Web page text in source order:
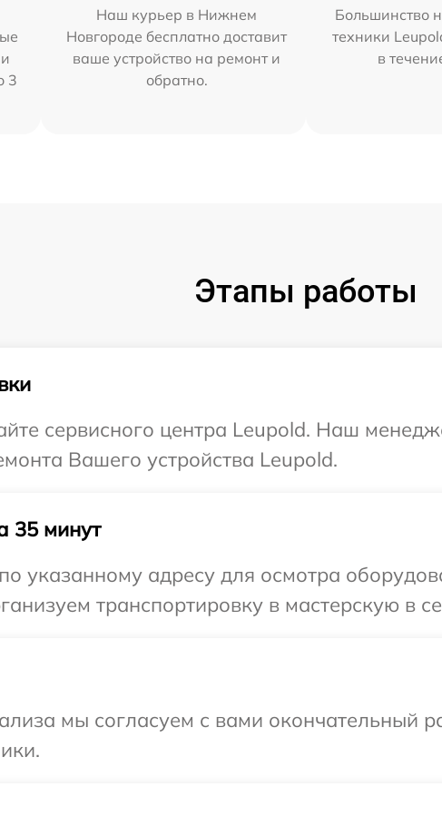
3
Наш курьер в Нижнем
Новгороде бесплатно доставит
ваше устройство на ремонт и
обратно.
Большинство
техники
в
Этапы работы
сервисного центра Leupold. Наш
Вашего устройства Leupold.
35 минут
указанному адресу для осмотра
транспортировку в мастерскую в
мы согласуем с вами окончательный